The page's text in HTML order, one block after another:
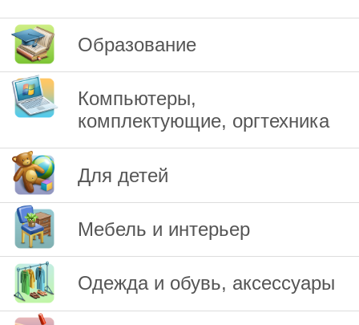
Образование
Компьютеры,
комплектующие, оргтехника
Для детей
Мебель и интерьер
Одежда и обувь, аксессуары